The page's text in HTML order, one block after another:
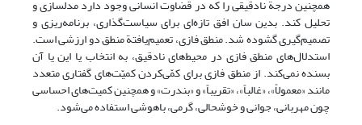
همچنین درجة نادقیقی را که در قضاوت انسانی وجود دارد مدلسازی و
تحلیل کند. بدین سان افق تازه‌ای برای سیاست‌گذاری، برنامه‌ریزی و
تصمیم‌گیری گشوده شد. منطق فازی، تعمیم‌یافتة منطق دو ارزشی است.
استدلال‌های منطق فازی در محیط‌های نادقیق، به انتخاب یا این یا آن
بسنده نمی‌کند. از منطق فازی برای کمّی‌کردن کمیّت‌های گفتاری متعدد
مانند «معمولاً»، «غالباً»، «تقریباً» و «بندرت» و همچنین کمیت‌های احساسی
چون مهربانی، جوانی و خوشحالی، گرمی، باهوشی استفاده می‌شود.